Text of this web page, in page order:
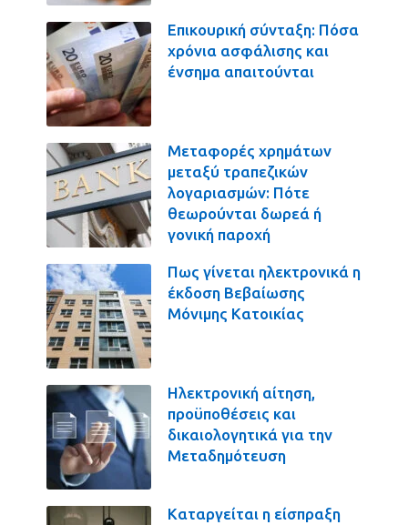
Επικουρική σύνταξη: Πόσα
χρόνια ασφάλισης και
ένσημα απαιτούνται
Μεταφορές χρημάτων
μεταξύ τραπεζικών
λογαριασμών: Πότε
θεωρούνται δωρεά ή
γονική παροχή
Πως γίνεται ηλεκτρονικά η
έκδοση Βεβαίωσης
Μόνιμης Κατοικίας
Ηλεκτρονική αίτηση,
προϋποθέσεις και
δικαιολογητικά για την
Μεταδημότευση
Καταργείται η είσπραξη